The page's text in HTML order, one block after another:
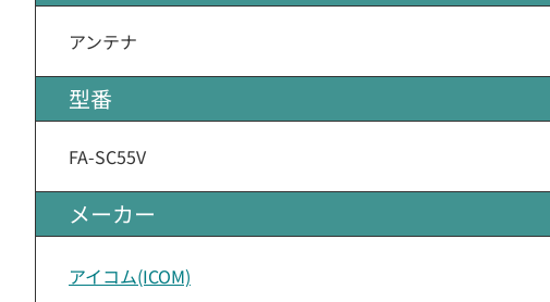
アンテナ
型番
FA-SC55V
メーカー
アイコム(ICOM)